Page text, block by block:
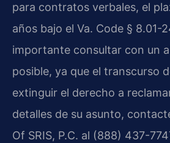
para contratos verbales, el
años bajo el Va. Code § 8.01-
importante consultar con un
posible, ya que el transcurso
extinguir el derecho a
detalles de su asunto,
Of SRIS, P.C. al (888) 437-